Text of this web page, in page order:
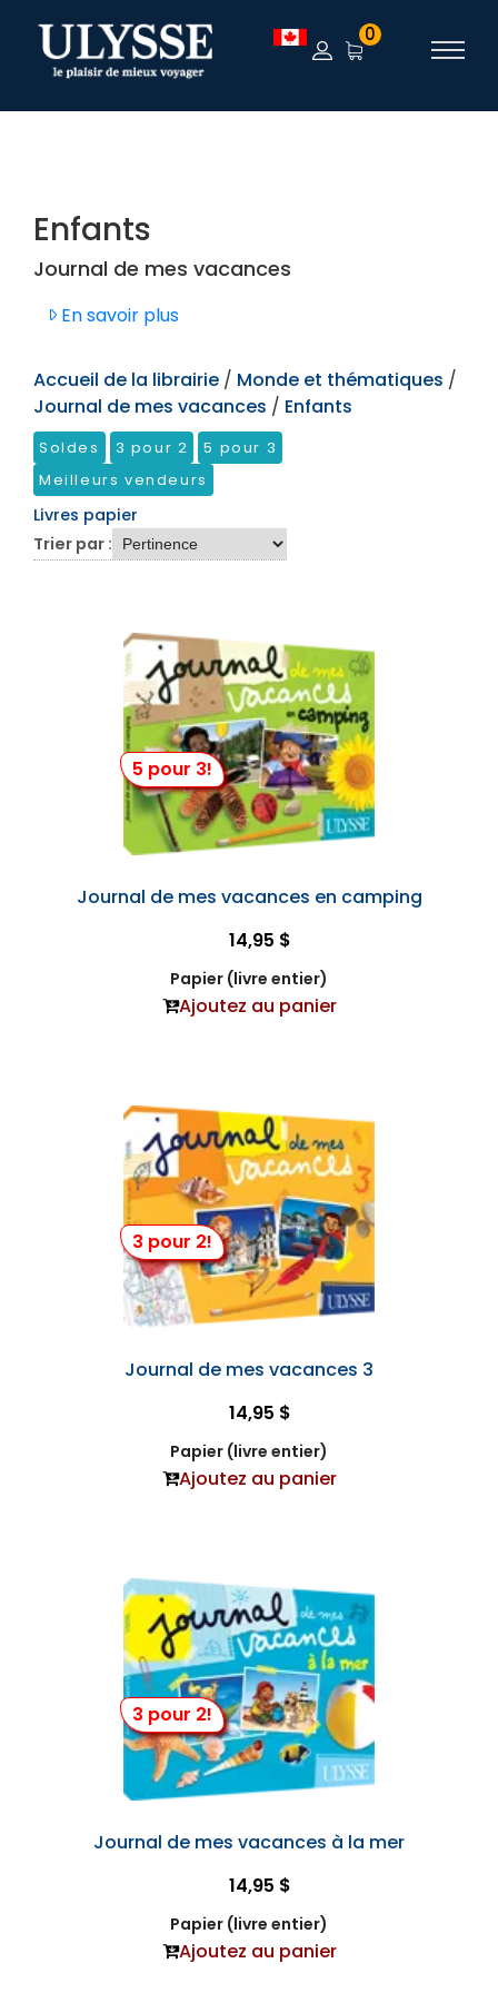
TEST 0
Enfants
Journal de mes vacances
En savoir plus
Accueil de la librairie / Monde et thématiques /
Journal de mes vacances / Enfants
Soldes 3 pour 2
5 pour 3
Meilleurs vendeurs
Livres papier
Trier par :
5 pour 3!
Journal de mes vacances en camping
14,95 $
Papier (livre entier)
Ajoutez au panier
3 pour 2!
Journal de mes vacances 3
14,95 $
Papier (livre entier)
Ajoutez au panier
3 pour 2!
Journal de mes vacances à la mer
14,95 $
Papier (livre entier)
Ajoutez au panier